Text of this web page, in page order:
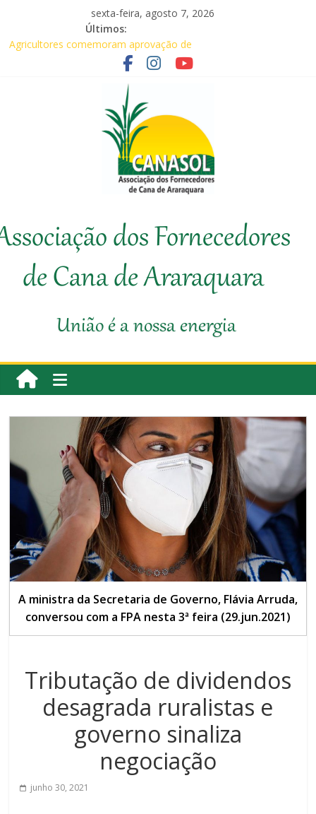
sexta-feira, agosto 7, 2026
Últimos:
Agricultores comemoram aprovação de
requerimentos de urgência para temas de
interesse do agronegócio
Em audiência com Secretário da
Agricultura, Feplana e Canasol mostram a
difícil situação do fornecedor de cana
Canasol marca presença na 1ª Edição do
Fator Biológico da Canaplan
Associados da Canasol participam da
Coopercitrus Expo 2026
Canasol
Associação
Fornecedores
dos Fornecedores
de Cana de Araraquara
União é a nossa energia
A ministra da Secretaria de Governo, Flávia Arruda,
conversou com a FPA nesta 3ª feira (29.jun.2021)
Tributação de dividendos
desagrada ruralistas e
governo sinaliza
negociação
junho 30, 2021